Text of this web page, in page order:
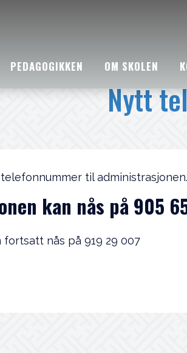
PEDAGOGIKKEN OM SKOLEN
Nytt
til administrasjonen.
kan nås på 905
nås på 919 29 007